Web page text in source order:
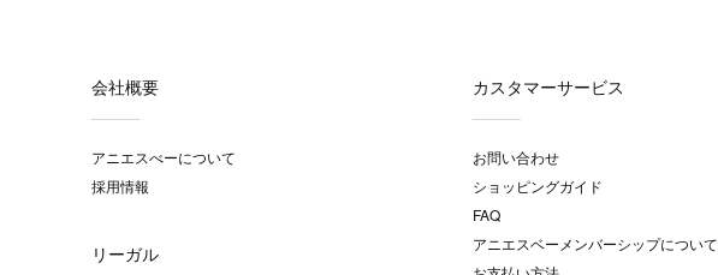
会社概要
アニエスべーについて
採用情報
リーガル
カスタマーサービス
お問い合わせ
ショッピングガイド
FAQ
アニエスベーメンバーシップについて